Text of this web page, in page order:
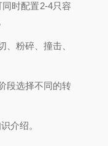
时配置2-4只容
粉碎、撞击、
段选择不同的转
介绍。